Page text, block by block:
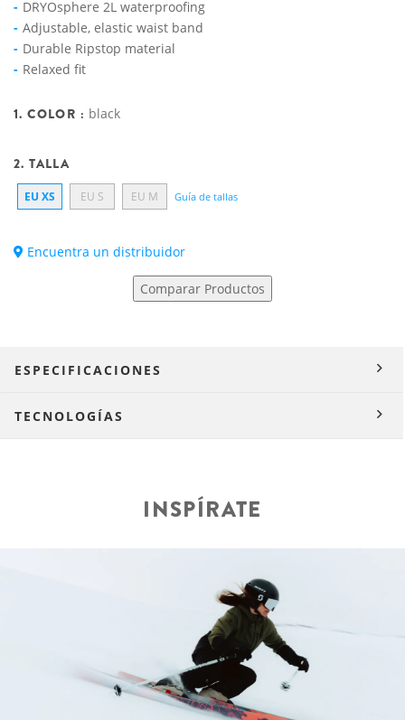
DRYOsphere 2L waterproofing
Adjustable, elastic waist band
Durable Ripstop material
Relaxed fit
1. COLOR : black
2. TALLA
EU XS EU S EU M Guía de tallas
Encuentra un distribuidor
Comparar Productos
ESPECIFICACIONES
TECNOLOGÍAS
INSPÍRATE